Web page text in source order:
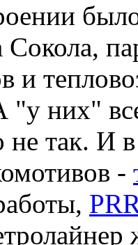
Сокола,
и
"у них"
не так. И
-